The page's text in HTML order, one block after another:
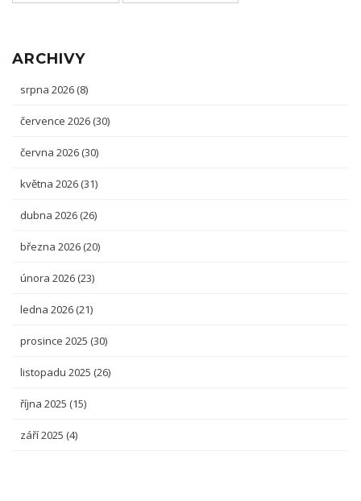
ARCHIVY
srpna 2026 (8)
července 2026 (30)
června 2026 (30)
května 2026 (31)
dubna 2026 (26)
března 2026 (20)
února 2026 (23)
ledna 2026 (21)
prosince 2025 (30)
listopadu 2025 (26)
října 2025 (15)
září 2025 (4)